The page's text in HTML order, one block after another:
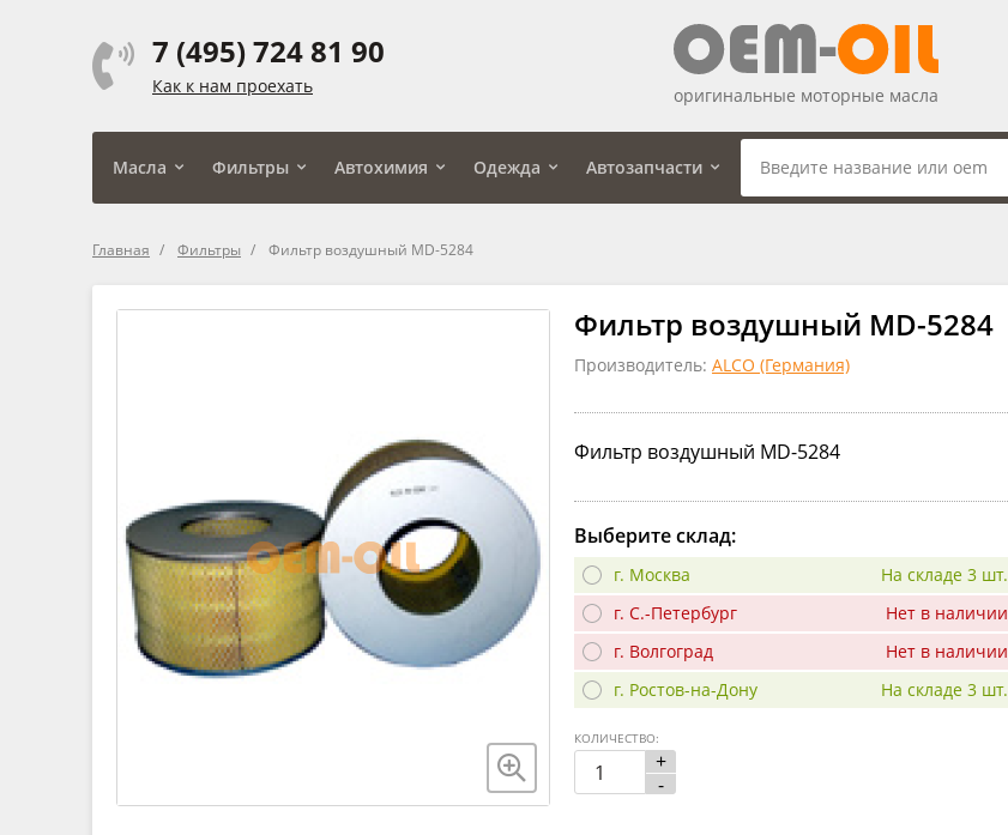
7 (495) 724 81 90
Как к нам проехать оригинальные моторные масла
Масла Фильтры Автохимия Одежда Автозапчасти
Главная Фильтры Фильтр воздушный MD-5284
Фильтр воздушный MD-5284
Производитель: ALCO (Германия)
Фильтр воздушный MD-5284
Выберите склад:
г. Москва
На складе 3 шт.
г. С.-Петербург
Нет в наличии
г. Волгоград
Нет в наличии
г. Ростов-на-Дону
На складе 3 шт.
+
-
КОЛИЧЕСТВО: